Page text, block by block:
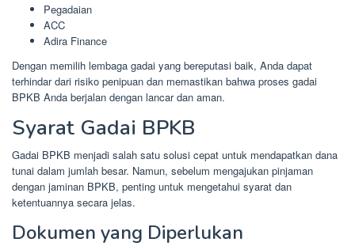
Pegadaian
ACC
Adira Finance
Dengan memilih lembaga gadai yang bereputasi baik, Anda dapat
terhindar dari risiko penipuan dan memastikan bahwa proses gadai
BPKB Anda berjalan dengan lancar dan aman.
Syarat Gadai BPKB
Gadai BPKB menjadi salah satu solusi cepat untuk mendapatkan dana
tunai dalam jumlah besar. Namun, sebelum mengajukan pinjaman
dengan jaminan BPKB, penting untuk mengetahui syarat dan
ketentuannya secara jelas.
Dokumen yang Diperlukan